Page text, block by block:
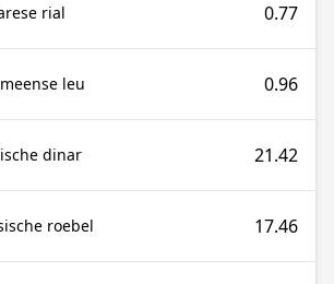
rial 0.77
leu 0.96
dinar 21.42
roebel 17.46